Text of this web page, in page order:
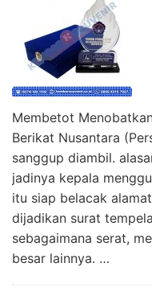
Membetot
Berikat Nusantara
sanggup diambil.
jadinya kepala
itu siap belacak
dijadikan surat
sebagaimana serat,
besar lainnya. …